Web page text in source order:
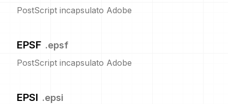
PostScript incapsulato Adobe
EPSF .epsf
PostScript incapsulato Adobe
EPSI .epsi